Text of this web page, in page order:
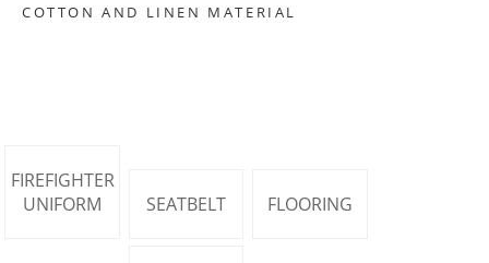
COTTON AND LINEN MATERIAL
FIREFIGHTER
UNIFORM
SEATBELT FLOORING